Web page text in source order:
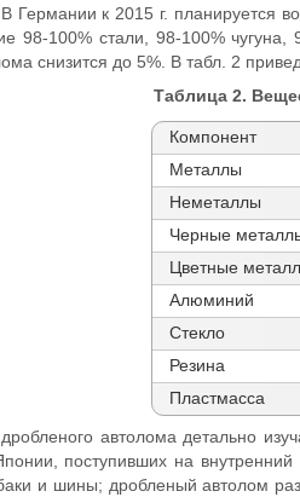
Германии к 2015 г. планируется
98-100% стали, 98-100%
снизится до 5%. В табл. 2
Таблица 2.
Компонент
Металлы
Неметаллы
Черные
Цветные
Алюминий
Стекло
Резина
Пластмасса
автолома детально
поступивших на
и шины; дробленый автолом